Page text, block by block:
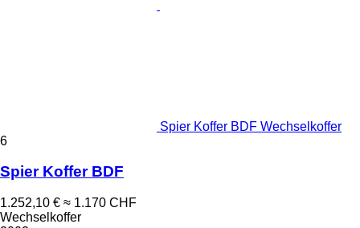
Spier Koffer BDF Wechselkoffer
6
Spier Koffer BDF
1.252,10 € ≈ 1.170 CHF
Wechselkoffer